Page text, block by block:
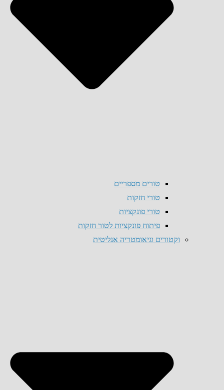
טורים מספריים
טורי חזקות
טורי פונקציות
פיתוח פונקציות לטור חזקות
וקטורים וגיאומטריה אנליטית